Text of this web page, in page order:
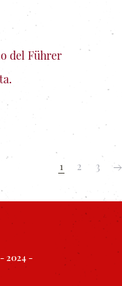
del Führer
1 2 3
2024 -